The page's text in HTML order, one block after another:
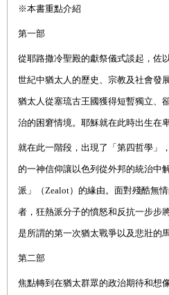
※本書重點介紹
第一部
從耶路撒冷聖殿的獻祭儀式談起，佐
世紀中猶太人的歷史、宗教及社會發
猶太人從塞琉古王國獲得短暫獨立、
治的困窘情境。耶穌就在此時出生在
就在此一階段，出現了「第四哲學」
的一神信仰讓以色列從外邦的統治中
派」（Zealot）的緣由。面對殘酷無
者，狂熱派分子的憤怒和反抗一步步
是所謂的第一次猶太戰爭以及悲壯的
第二部
焦點轉到在猶太群眾的政治期待和想